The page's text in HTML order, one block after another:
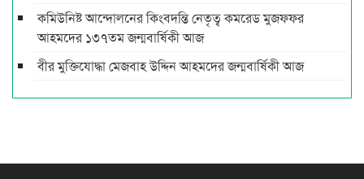
কমিউনিষ্ট আন্দোলনের কিংবদন্তি নেতৃত্ব কমরেড মুজফ্ফর
আহমদের ১৩৭তম জন্মবার্ষিকী আজ
বীর মুক্তিযোদ্ধা মেজবাহ উদ্দিন আহমদের জন্মবার্ষিকী আজ